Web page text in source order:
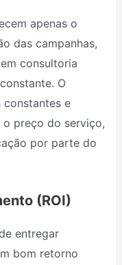
apenas o
das campanhas,
consultoria
O
constantes e
preço do serviço,
por parte do
(ROI)
entregar
bom retorno